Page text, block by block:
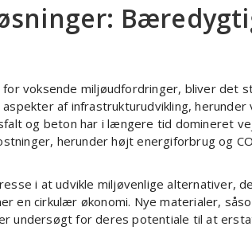
voksende miljøudfordringer, bliver det
af infrastrukturudvikling, herunder
og beton har i længere tid domineret
herunder højt energiforbrug og
i at udvikle miljøvenlige alternativer,
en cirkulær økonomi. Nye materialer,
undersøgt for deres potentiale til at